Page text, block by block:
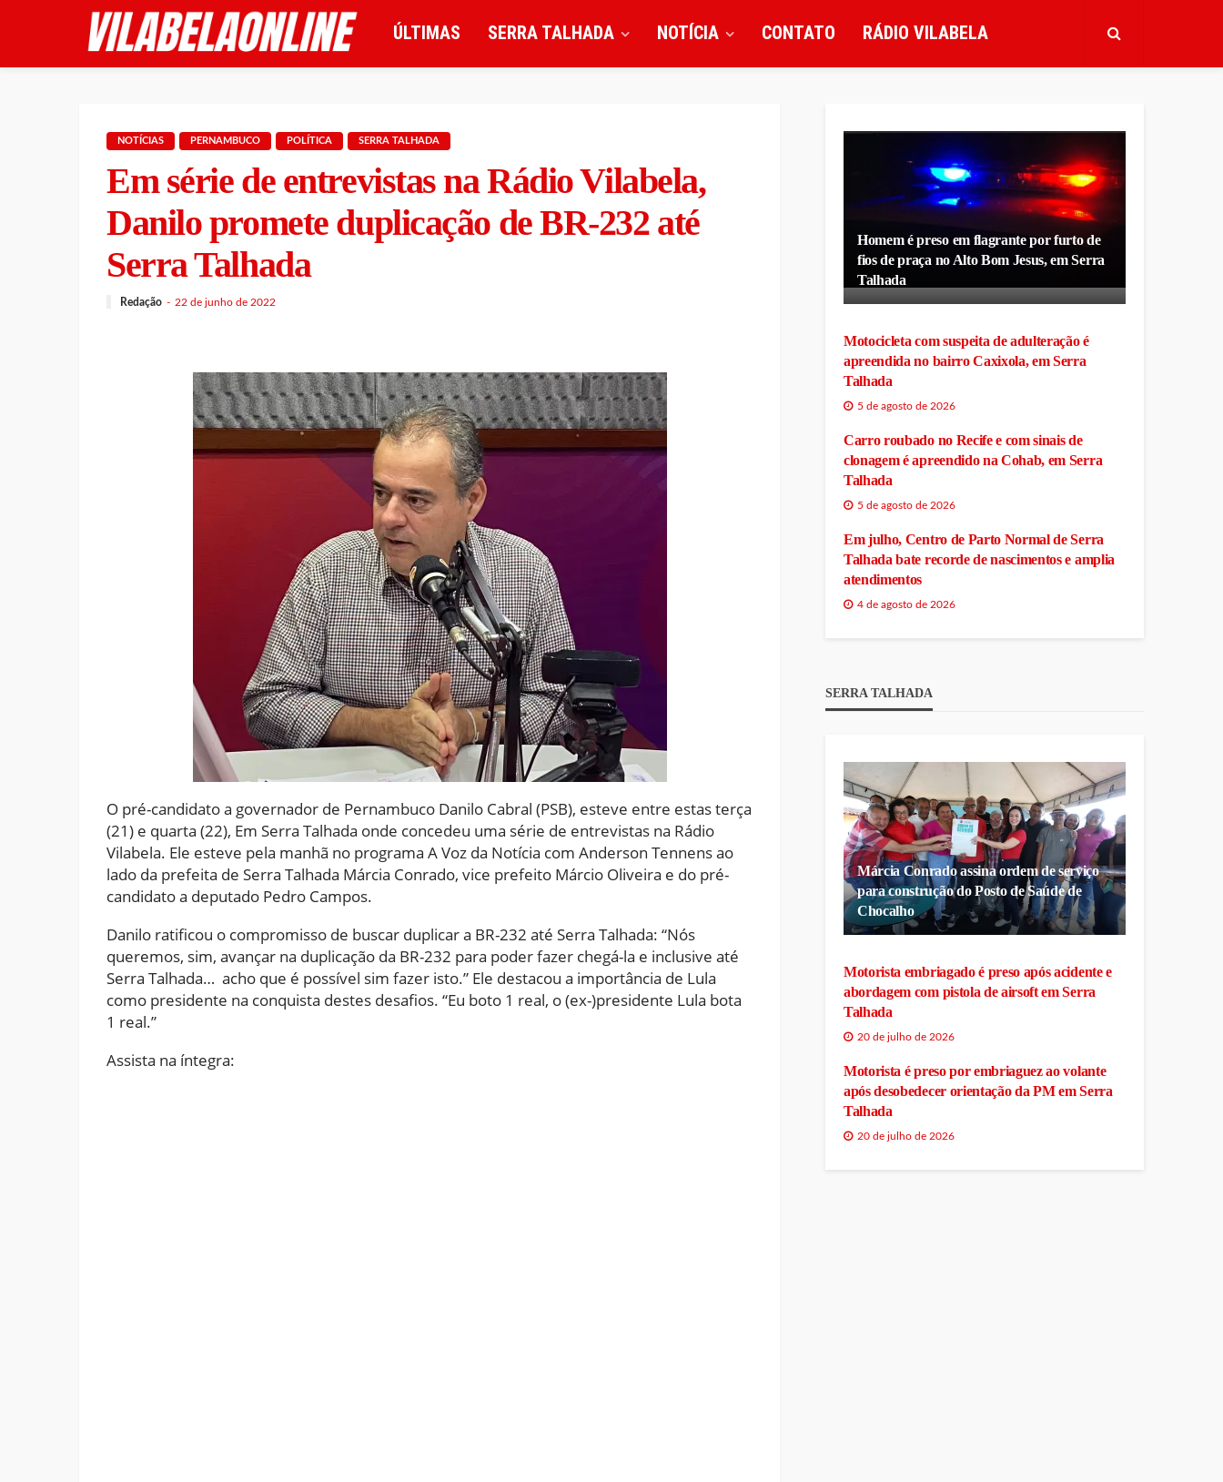
ÚLTIMAS SERRA TALHADA NOTÍCIA CONTATO RÁDIO VILABELA
NOTÍCIAS PERNAMBUCO POLÍTICA SERRA TALHADA
Em série de entrevistas na Rádio Vilabela,
Danilo promete duplicação de BR-232 até
Serra Talhada
Redação 22 de junho de 2022
O pré-candidato a governador de Pernambuco Danilo Cabral (PSB), esteve entre estas terça
(21) e quarta (22), Em Serra Talhada onde concedeu uma série de entrevistas na Rádio
Vilabela. Ele esteve pela manhã no programa A Voz da Notícia com Anderson Tennens ao
lado da prefeita de Serra Talhada Márcia Conrado, vice prefeito Márcio Oliveira e do pré-
candidato a deputado Pedro Campos.
Danilo ratificou o compromisso de buscar duplicar a BR-232 até Serra Talhada: “Nós
queremos, sim, avançar na duplicação da BR-232 para poder fazer chegá-la e inclusive até
Serra Talhada… acho que é possível sim fazer isto.” Ele destacou a importância de Lula
como presidente na conquista destes desafios. “Eu boto 1 real, o (ex-)presidente Lula bota
1 real.”
Assista na íntegra:
Homem é preso em flagrante por furto de
fios de praça no Alto Bom Jesus, em Serra
Talhada
Motocicleta com suspeita de adulteração é
apreendida no bairro Caxixola, em Serra
Talhada
5 de agosto de 2026
Carro roubado no Recife e com sinais de
clonagem é apreendido na Cohab, em Serra
Talhada
5 de agosto de 2026
Em julho, Centro de Parto Normal de Serra
Talhada bate recorde de nascimentos e amplia
atendimentos
4 de agosto de 2026
SERRA TALHADA
Márcia Conrado assina ordem de serviço
para construção do Posto de Saúde de
Chocalho
Motorista embriagado é preso após acidente e
abordagem com pistola de airsoft em Serra
Talhada
20 de julho de 2026
Motorista é preso por embriaguez ao volante
após desobedecer orientação da PM em Serra
Talhada
20 de julho de 2026